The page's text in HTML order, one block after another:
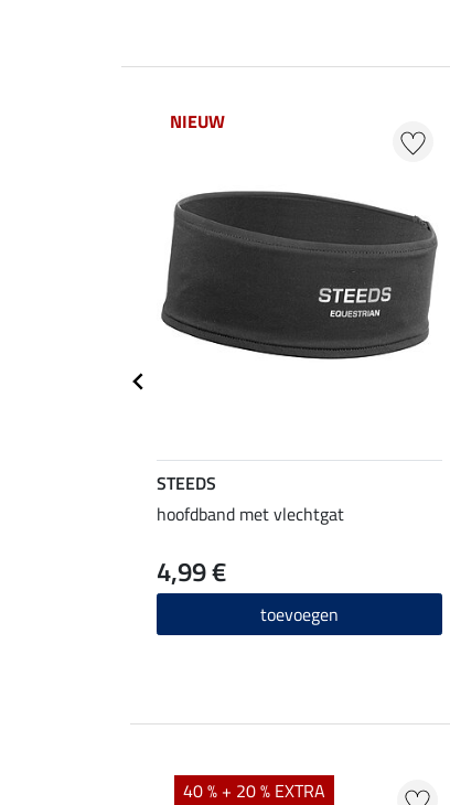
NIEUW
STEEDS
hoofdband met vlechtgat
4,99 €
toevoegen
40 % + 20 % EXTRA